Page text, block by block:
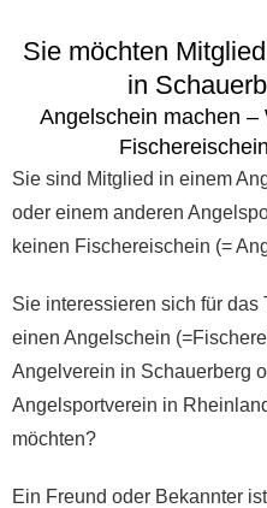
Sie möchten
in
Angelschein machen
Sie sind Mitglied in einem
oder einem anderen
keinen Fischereischein (=
Sie interessieren sich für
einen Angelschein
Angelverein in Schauerberg
Angelsportverein in
möchten?
Ein Freund oder Bekannter